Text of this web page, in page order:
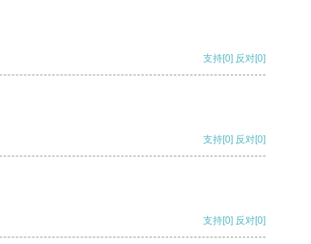
支持[0] 反对[0]
支持[0] 反对[0]
支持[0] 反对[0]